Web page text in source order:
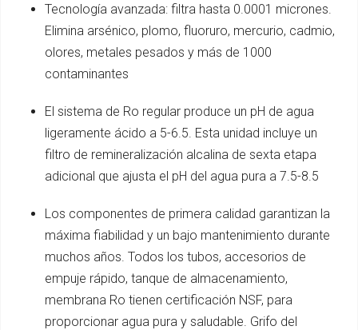
Tecnología avanzada: filtra hasta 0.0001 micrones.
Elimina arsénico, plomo, fluoruro, mercurio, cadmio,
olores, metales pesados ​​y más de 1000
contaminantes
El sistema de Ro regular produce un pH de agua
ligeramente ácido a 5-6.5. Esta unidad incluye un
filtro de remineralización alcalina de sexta etapa
adicional que ajusta el pH del agua pura a 7.5-8.5
Los componentes de primera calidad garantizan la
máxima fiabilidad y un bajo mantenimiento durante
muchos años. Todos los tubos, accesorios de
empuje rápido, tanque de almacenamiento,
membrana Ro tienen certificación NSF, para
proporcionar agua pura y saludable. Grifo del